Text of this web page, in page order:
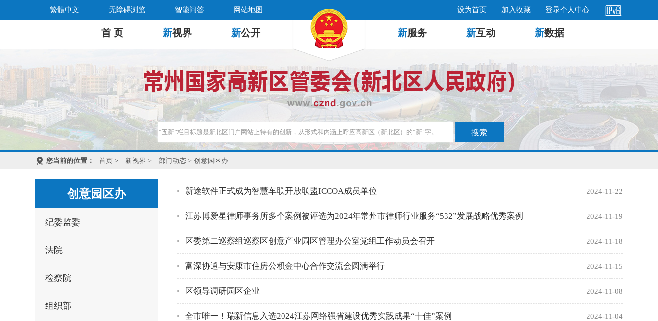
繁體中文 无障碍浏览 智能问答 网站地图 设为首页 加入收藏 登录个人中心
首 页 新视界 新公开 新服务 新互动 新数据
您当前的位置： 首页 > 新视界 > 部门动态 > 创意园区办
创意园区办
纪委监委
法院
检察院
组织部
新途软件正式成为智慧车联开放联盟ICCOA成员单位 2024-11-22
江苏博爱星律师事务所多个案例被评选为2024年常州市律师行业服务“532”发展战略优秀案例 2024-11-19
区委第二巡察组巡察区创意产业园区管理办公室党组工作动员会召开 2024-11-18
富深协通与安康市住房公积金中心合作交流会圆满举行 2024-11-15
区领导调研园区企业 2024-11-08
全市唯一！瑞新信息入选2024江苏网络强省建设优秀实践成果“十佳”案例 2024-11-04